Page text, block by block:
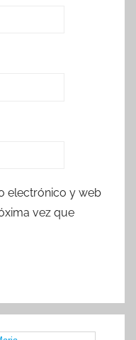
electrónico y web
vez que